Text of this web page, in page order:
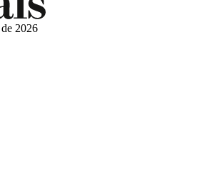
2026